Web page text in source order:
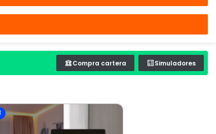
Compra cartera Simuladores